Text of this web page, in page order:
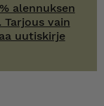
alennuksen
vain
uutiskirje